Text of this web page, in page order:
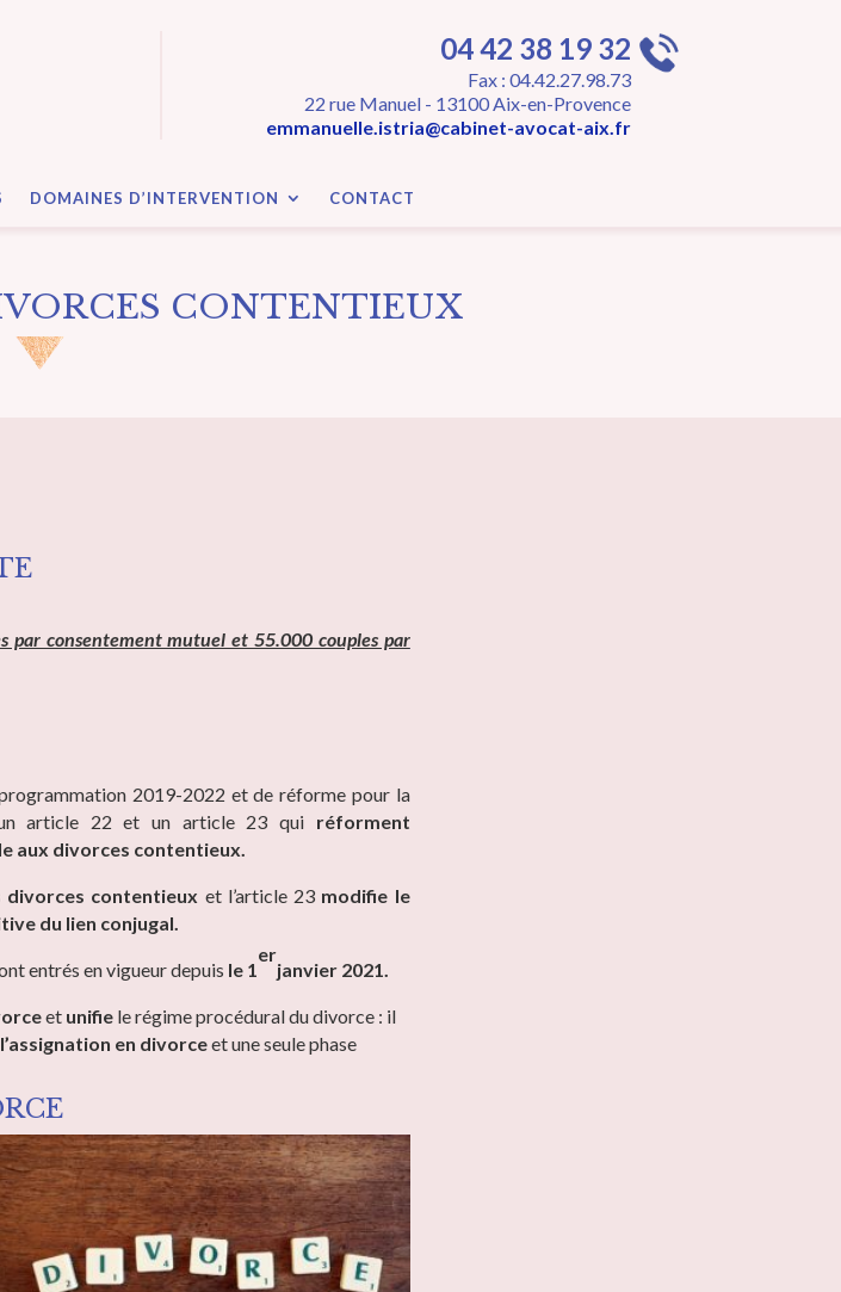
04 42 38 19 32
Fax : 04.42.27.98.73
22 rue Manuel - 13100 Aix-en-Provence
emmanuelle.istria@cabinet-avocat-aix.fr
DOMAINES D’INTERVENTION CONTACT
CONTENTIEUX
par consentement mutuel et 55.000 couples par
2019-2022 et de réforme pour la
article 22 et un article 23 qui réforment
aux divorces contentieux.
contentieux et l’article 23 modifie le
du lien conjugal.
entrés en vigueur depuis le 1
er
janvier 2021.
et unifie le régime procédural du divorce : il
en divorceet une seule phase